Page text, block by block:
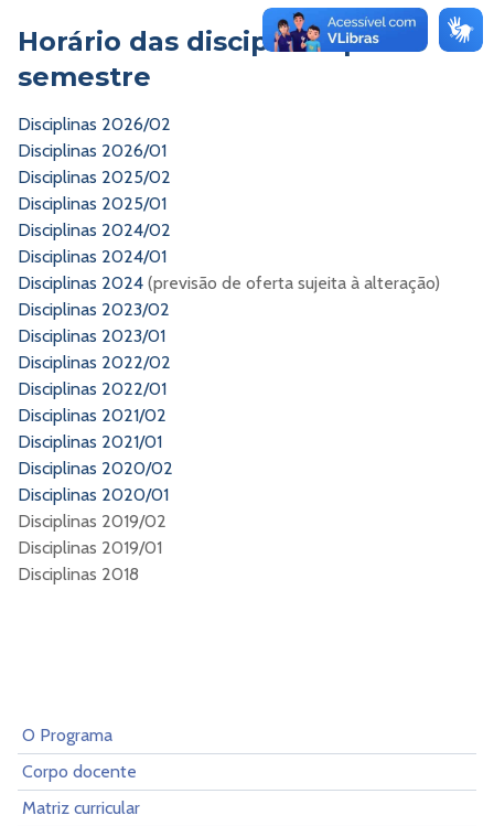
Horário das disciplinas por
semestre
Disciplinas 2026/02
Disciplinas 2026/01
Disciplinas 2025/02
Disciplinas 2025/01
Disciplinas 2024/02
Disciplinas 2024/01
Disciplinas 2024 (previsão de oferta sujeita à alteração)
Disciplinas 2023/02
Disciplinas 2023/01
Disciplinas 2022/02
Disciplinas 2022/01
Disciplinas 2021/02
Disciplinas 2021/01
Disciplinas 2020/02
Disciplinas 2020/01
Disciplinas 2019/02
Disciplinas 2019/01
Disciplinas 2018
O Programa
Corpo docente
Matriz curricular